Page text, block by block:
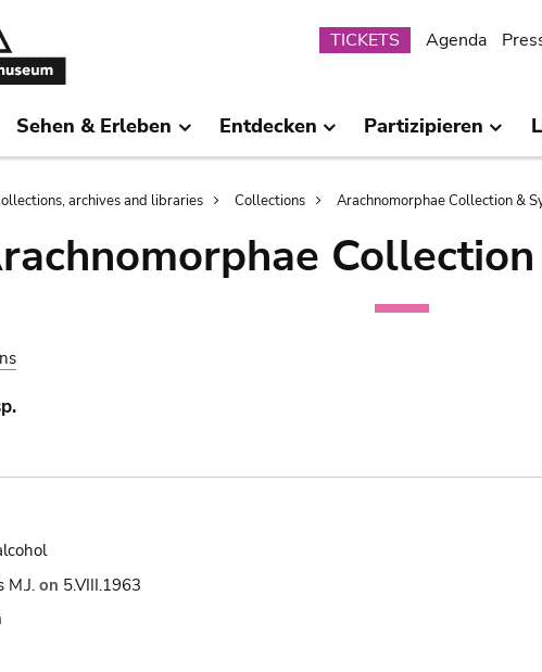
Submenu
TICKETS Agenda
Sehen & Erleben Entdecken Partizipieren
archives and libraries Collections Arachnomorphae Collection &
M.J. on 5.VIII.1963